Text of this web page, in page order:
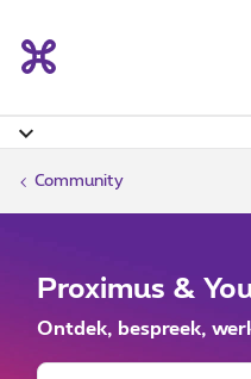
Community
Proximus &
Ontdek, bespreek,